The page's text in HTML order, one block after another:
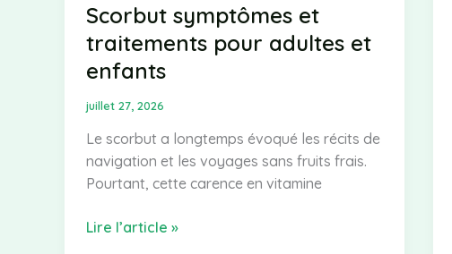
Scorbut symptômes et
traitements pour adultes et
enfants
juillet 27, 2026
Le scorbut a longtemps évoqué les récits de
navigation et les voyages sans fruits frais.
Pourtant, cette carence en vitamine
Scorbut
Lire l’article »